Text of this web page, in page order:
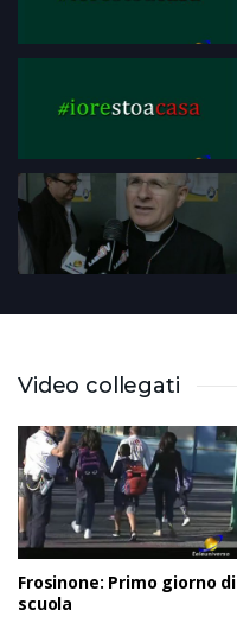
Video collegati
Frosinone: Primo giorno di
scuola